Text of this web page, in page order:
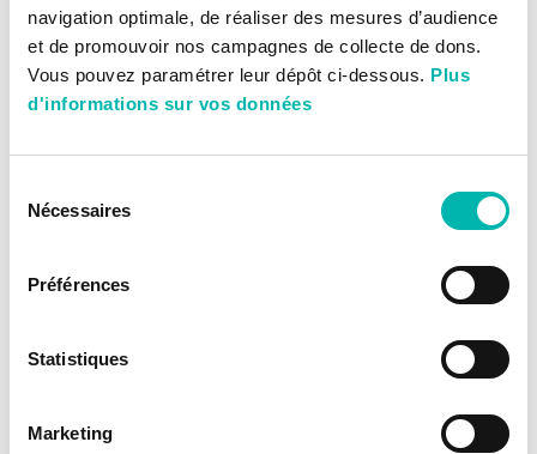
navigation optimale, de réaliser des mesures d’audience
et de promouvoir nos campagnes de collecte de dons.
Vous pouvez paramétrer leur dépôt ci-dessous. Plus
d'informations sur vos données
Nécessaires
Préférences
Statistiques
Marketing